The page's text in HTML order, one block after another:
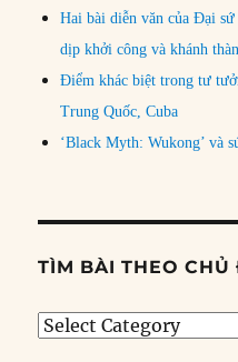
Hai bài diễn văn của Đại
dịp khởi công và khánh
Điểm khác biệt trong tư
Trung Quốc, Cuba
‘Black Myth: Wukong’ và
TÌM BÀI THEO CHỦ
Tìm